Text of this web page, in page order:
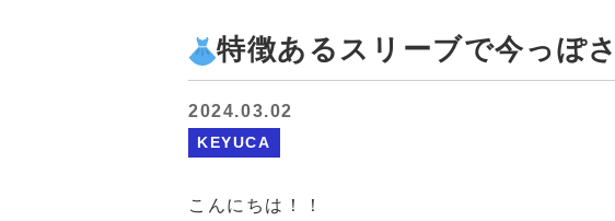
特徴あるスリーブで今っぽ
2024.03.02
KEYUCA
こんにちは！！